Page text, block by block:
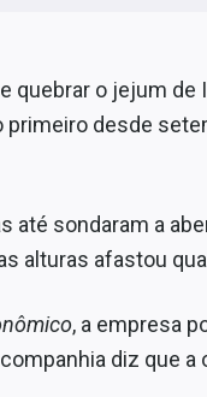
quebrar o jejum de
primeiro desde
até sondaram a
alturas afastou
, a empresa
diz que